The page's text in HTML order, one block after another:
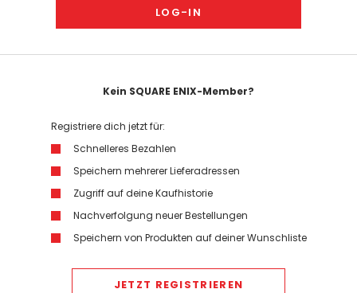
LOG-IN
Kein SQUARE ENIX-Member?
Registriere dich jetzt für:
Schnelleres Bezahlen
Speichern mehrerer Lieferadressen
Zugriff auf deine Kaufhistorie
Nachverfolgung neuer Bestellungen
Speichern von Produkten auf deiner Wunschliste
JETZT REGISTRIEREN